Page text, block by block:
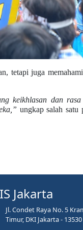
tetapi juga
keikhlasan dan rasa
ungkap salah
Jakarta
Jl. Condet Raya No. 5
Timur, DKI Jakarta - 13530